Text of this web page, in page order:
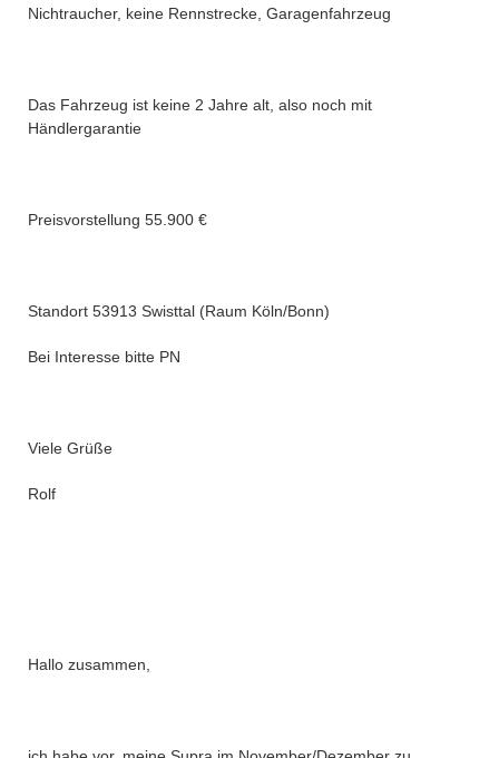
Nichtraucher, keine Rennstrecke, Garagenfahrzeug
Das Fahrzeug ist keine 2 Jahre alt, also noch mit
Händlergarantie
Preisvorstellung 55.900 €
Standort 53913 Swisttal (Raum Köln/Bonn)
Bei Interesse bitte PN
Viele Grüße
Rolf
Hallo zusammen,